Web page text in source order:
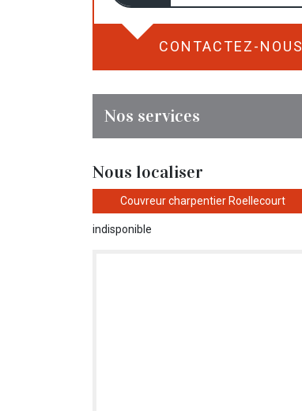
CONTACTEZ-NOUS
Nos services
Nous localiser
Couvreur charpentier Roellecourt
indisponible